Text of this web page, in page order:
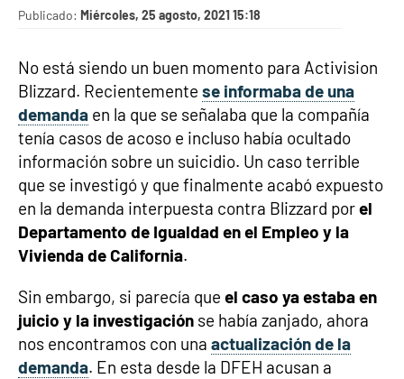
Publicado: Miércoles, 25 agosto, 2021 15:18
No está siendo un buen momento para Activision
Blizzard. Recientemente se informaba de una
demanda en la que se señalaba que la compañía
tenía casos de acoso e incluso había ocultado
información sobre un suicidio. Un caso terrible
que se investigó y que finalmente acabó expuesto
en la demanda interpuesta contra Blizzard porel
Departamento de Igualdad en el Empleo y la
Vivienda de California.
Sin embargo, si parecía que el caso ya estaba en
juicio y la investigación se había zanjado, ahora
nos encontramos con una actualización de la
demanda. En esta desde la DFEH acusan a